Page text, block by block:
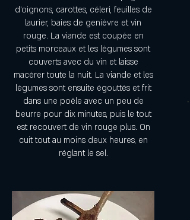
d'oignons, carottes, céleri, feuilles de
laurier, baies de genièvre et vin
rouge. La viande est coupée en
petits morceaux et les légumes sont
couverts avec du vin et laisse
macérer toute la nuit. La viande et les
légumes sont ensuite égouttés et frit
dans une poêle avec un peu de
beurre pour dix minutes, puis le tout
est recouvert de vin rouge plus. On
cuit tout au moins deux heures, en
réglant le sel.